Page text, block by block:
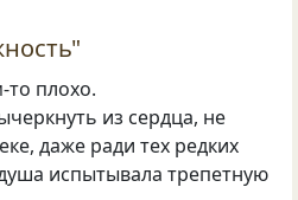
то плохо.
из сердца, не
даже ради тех редких
испытывала трепетную